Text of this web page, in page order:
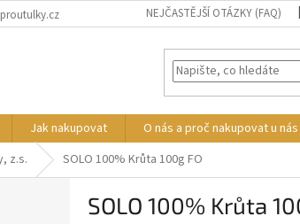
NEJČASTĚJŠÍ OTÁZKY (FAQ)
Jak nakupovat O nás a proč nakupovat u nás
z.s. SOLO 100% Krůta 100g FO
SOLO 100% Krůta